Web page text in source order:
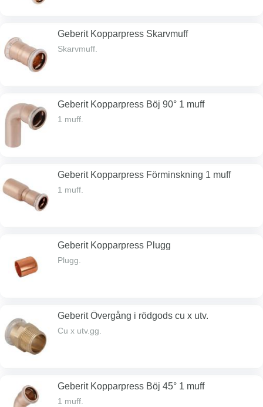
Geberit Kopparpress Skarvmuff
Skarvmuff.
Geberit Kopparpress Böj 90° 1 muff
1 muff.
Geberit Kopparpress Förminskning 1 muff
1 muff.
Geberit Kopparpress Plugg
Plugg.
Geberit Övergång i rödgods cu x utv.
Cu x utv.gg.
Geberit Kopparpress Böj 45° 1 muff
1 muff.